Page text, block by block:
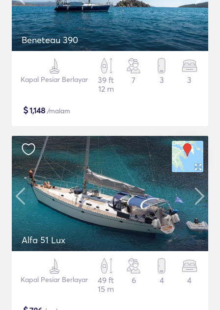
Beneteau 390
Kapal Pesiar Berlayar
39 ft
12 m
7 3 3
$1,148 /malam
Alfa 51 Lux
Kapal Pesiar Berlayar
49 ft
15 m
6 4 4